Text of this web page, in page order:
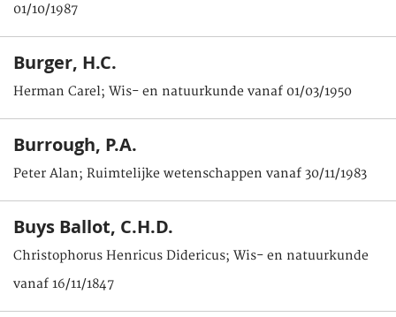
01/10/1987
Burger, H.C.
Herman Carel; Wis- en natuurkunde vanaf 01/03/1950
Burrough, P.A.
Peter Alan; Ruimtelijke wetenschappen vanaf 30/11/1983
Buys Ballot, C.H.D.
Christophorus Henricus Didericus; Wis- en natuurkunde
vanaf 16/11/1847